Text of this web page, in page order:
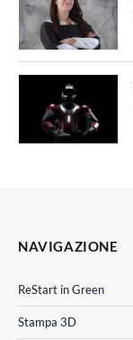
NAVIGAZIONE
ReStart in Green
Stampa 3D